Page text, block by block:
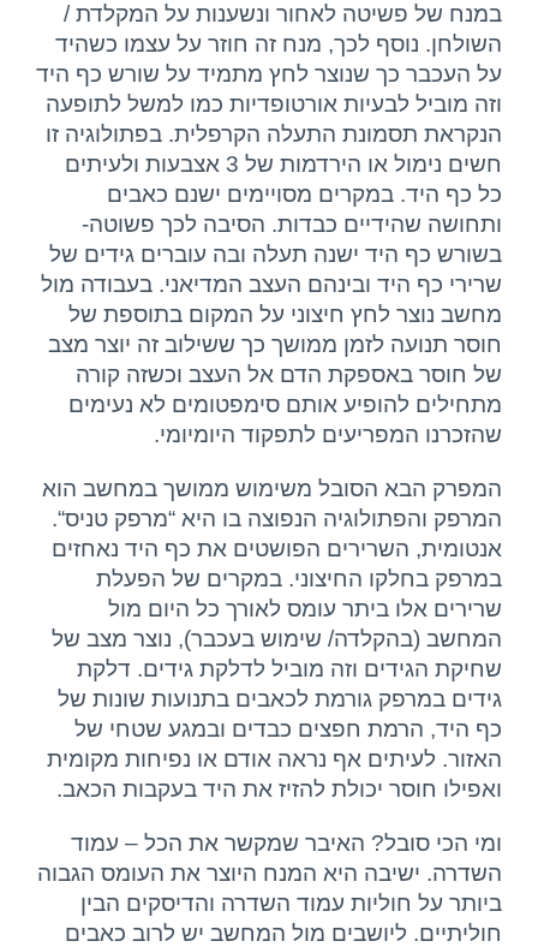
במנח של פשיטה לאחור ונשענות על המקלדת /
השולחן. נוסף לכך, מנח זה חוזר על עצמו כשהיד
על העכבר כך שנוצר לחץ מתמיד על שורש כף היד
וזה מוביל לבעיות אורטופדיות כמו למשל לתופעה
הנקראת תסמונת התעלה הקרפלית. בפתולוגיה זו
חשים נימול או הירדמות של 3 אצבעות ולעיתים
כל כף היד. במקרים מסויימים ישנם כאבים
ותחושה שהידיים כבדות. הסיבה לכך פשוטה-
בשורש כף היד ישנה תעלה ובה עוברים גידים של
שרירי כף היד ובינהם העצב המדיאני. בעבודה מול
מחשב נוצר לחץ חיצוני על המקום בתוספת של
חוסר תנועה לזמן ממושך כך ששילוב זה יוצר מצב
של חוסר באספקת הדם אל העצב וכשזה קורה
מתחילים להופיע אותם סימפטומים לא נעימים
שהזכרנו המפריעים לתפקוד היומיומי.
המפרק הבא הסובל משימוש ממושך במחשב הוא
המרפק והפתולוגיה הנפוצה בו היא “מרפק טניס“.
אנטומית, השרירים הפושטים את כף היד נאחזים
במרפק בחלקו החיצוני. במקרים של הפעלת
שרירים אלו ביתר עומס לאורך כל היום מול
המחשב (בהקלדה/ שימוש בעכבר), נוצר מצב של
שחיקת הגידים וזה מוביל לדלקת גידים. דלקת
גידים במרפק גורמת לכאבים בתנועות שונות של
כף היד, הרמת חפצים כבדים ובמגע שטחי של
האזור. לעיתים אף נראה אודם או נפיחות מקומית
ואפילו חוסר יכולת להזיז את היד בעקבות הכאב.
ומי הכי סובל? האיבר שמקשר את הכל – עמוד
השדרה. ישיבה היא המנח היוצר את העומס הגבוה
ביותר על חוליות עמוד השדרה והדיסקים הבין
חוליתיים. ליושבים מול המחשב יש לרוב כאבים